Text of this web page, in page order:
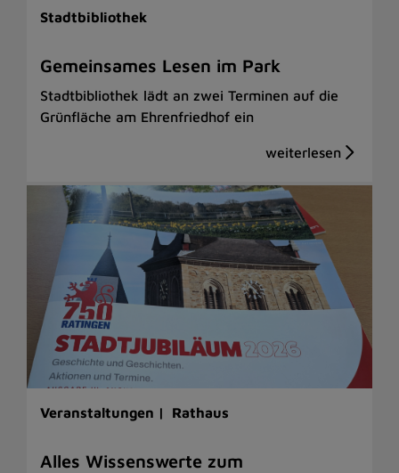
Stadtbibliothek
Gemeinsames Lesen im Park
Stadtbibliothek lädt an zwei Terminen auf die
Grünfläche am Ehrenfriedhof ein
Veranstaltungen | Rathaus
Alles Wissenswerte zum